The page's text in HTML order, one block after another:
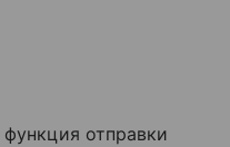
отправки